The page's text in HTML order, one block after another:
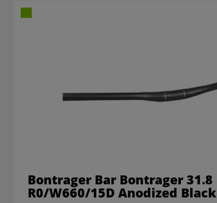
Bontrager Bar Bontrager 31.8
R0/W660/15D Anodized Black